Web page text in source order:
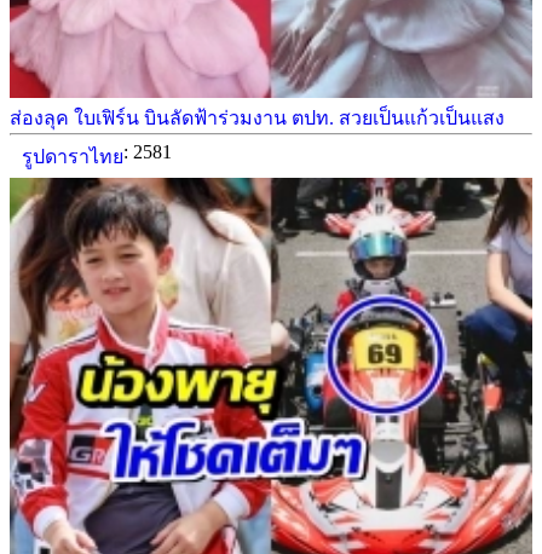
ส่องลุค ใบเฟิร์น บินลัดฟ้าร่วมงาน ตปท. สวยเป็นแก้วเป็นแสง
รูปดาราไทย: 2581